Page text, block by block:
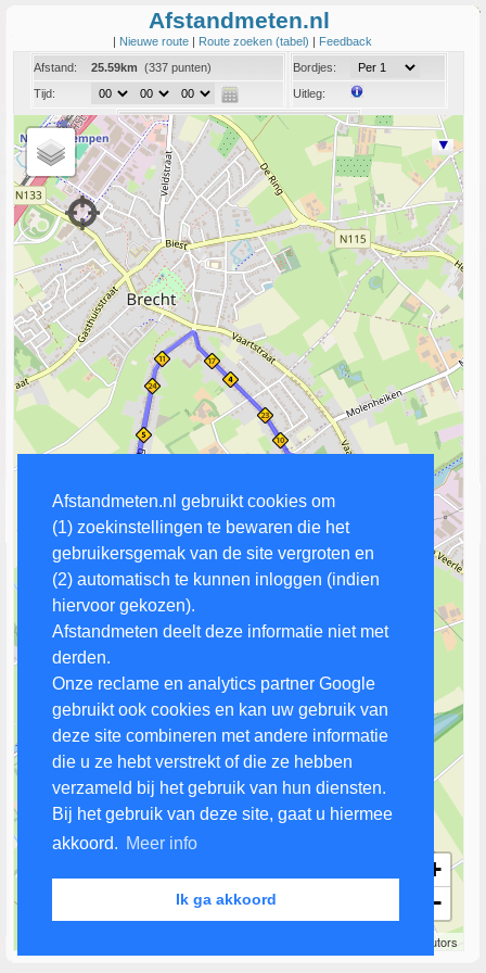
Afstandmeten.nl gebruikt cookies om
(1) zoekinstellingen te bewaren die het
gebruikersgemak van de site vergroten en
(2) automatisch te kunnen inloggen (indien
hiervoor gekozen).
Afstandmeten deelt deze informatie niet met
derden.
Onze reclame en analytics partner Google
gebruikt ook cookies en kan uw gebruik van
deze site combineren met andere informatie
die u ze hebt verstrekt of die ze hebben
verzameld bij het gebruik van hun diensten.
Bij het gebruik van deze site, gaat u hiermee
akkoord. Meer info
Ik ga akkoord
Afstandmeten.nl
| Nieuwe route | Route zoeken (tabel) | Feedback
Afstand:
25.59km (337 punten)
Tijd:
Bordjes:
Uitleg:
Coord:
Info:Link naar deze route
+
−
contributors